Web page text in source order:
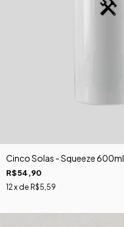
Cinco Solas - Squeeze 600ml
R$54,90
12x de R$5,59